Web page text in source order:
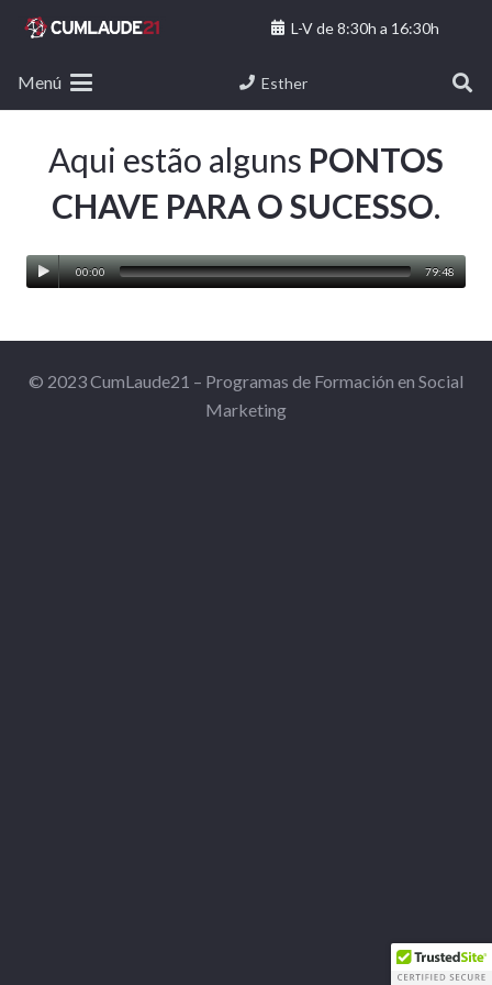
L-V de 8:30h a 16:30h
Menú Esther
Aqui estão alguns PONTOS
CHAVE PARA O SUCESSO.
00:00 79:48
© 2023 CumLaude21 – Programas de Formación en Social
Marketing